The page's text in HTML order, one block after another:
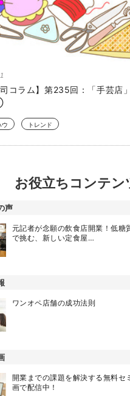
司コラム】第235回：「手芸店
ウ トレンド
お役立ちコンテン
声
元記者が念願の飲食店開業！低糖
で挑む、新しい定食屋…
ワンオペ店舗の成功法則
開業までの課題を解決する無料セ
画で配信中！